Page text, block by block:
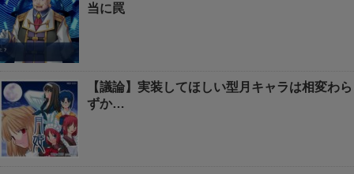
当に罠
【議論】実装してほしい型月キャラは相変わら
ずか…